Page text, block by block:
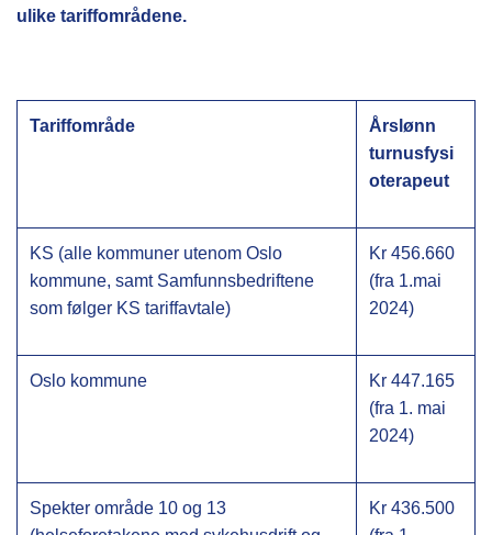
ulike tariffområdene.
Tariffområde
Årslønn
turnusfysi
oterapeut
KS (alle kommuner utenom Oslo
kommune, samt Samfunnsbedriftene
som følger KS tariffavtale)
Kr 456.660
(fra 1.mai
2024)
Oslo kommune
Kr 447.165
(fra 1. mai
2024)
Spekter område 10 og 13
Kr 436.500